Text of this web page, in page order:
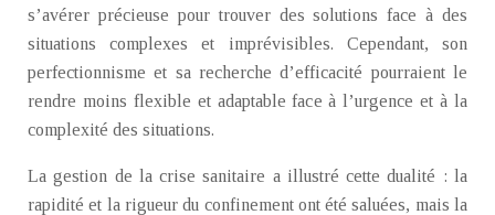
s’avérer précieuse pour trouver des solutions face à des
situations complexes et imprévisibles. Cependant, son
perfectionnisme et sa recherche d’efficacité pourraient le
rendre moins flexible et adaptable face à l’urgence et à la
complexité des situations.
La gestion de la crise sanitaire a illustré cette dualité : la
rapidité et la rigueur du confinement ont été saluées, mais la